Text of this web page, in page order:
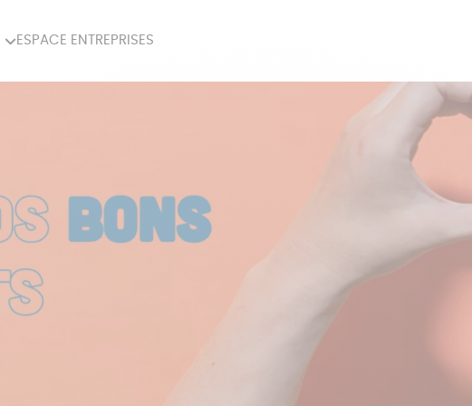
ESPACE ENTREPRISES